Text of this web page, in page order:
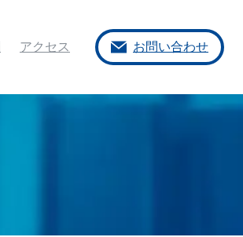
アクセス お問い合わせ